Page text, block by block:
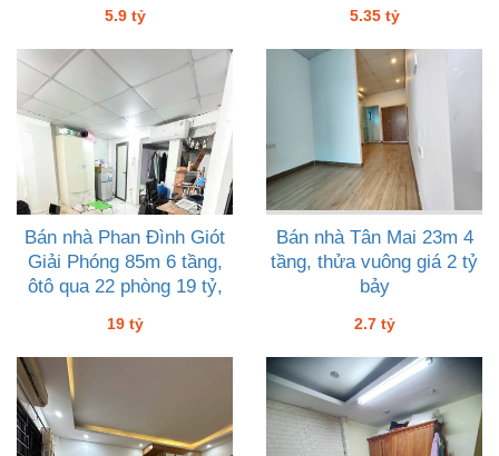
5.9 tỷ 5.35 tỷ
Bán nhà Phan Đình Giót
Giải Phóng 85m 6 tầng,
ôtô qua 22 phòng 19 tỷ,
19 tỷ
Bán nhà Tân Mai 23m 4
tầng, thửa vuông giá 2 tỷ
bảy
2.7 tỷ